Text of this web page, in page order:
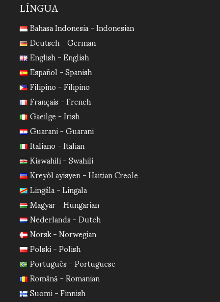
LÍNGUA
Bahasa Indonesia - Indonesian
Deutsch - German
English - English
Español - Spanish
Filipino - Filipino
Français - French
Gaeilge - Irish
Guarani - Guarani
Italiano - Italian
Kiswahili - Swahili
Kreyòl ayisyen - Haitian Creole
Lingála - Lingala
Magyar - Hungarian
Nederlands - Dutch
Norsk - Norwegian
Polski - Polish
Português - Portuguese
Română - Romanian
Suomi - Finnish